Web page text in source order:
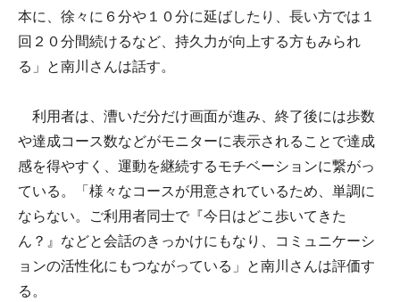
本に、徐々に６分や１０分に延ばしたり、長い方では１
回２０分間続けるなど、持久力が向上する方もみられ
る」と南川さんは話す。
利用者は、漕いだ分だけ画面が進み、終了後には歩数
や達成コース数などがモニターに表示されることで達成
感を得やすく、運動を継続するモチベーションに繋がっ
ている。「様々なコースが用意されているため、単調に
ならない。ご利用者同士で『今日はどこ歩いてきた
ん？』などと会話のきっかけにもなり、コミュニケーシ
ョンの活性化にもつながっている」と南川さんは評価す
る。